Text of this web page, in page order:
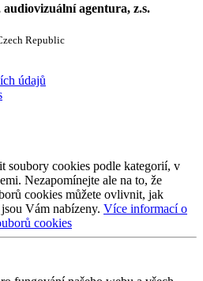
agentura, z.s.
Republic
údajů
soubory cookies podle kategorií, v
Nezapomínejte ale na to, že
cookies můžete ovlivnit, jak
Vám nabízeny. Více informací o
cookies